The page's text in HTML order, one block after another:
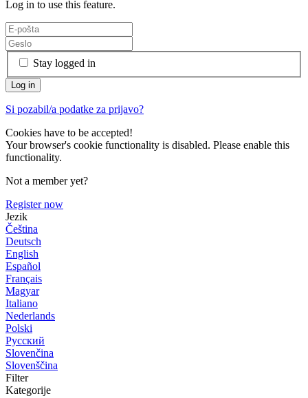
Log in to use this feature.
Stay logged in
Si pozabil/a podatke za prijavo?
Cookies have to be accepted!
Your browser's cookie functionality is disabled. Please enable this
functionality.
Not a member yet?
Register now
Jezik
Čeština
Deutsch
English
Español
Français
Magyar
Italiano
Nederlands
Polski
Русский
Slovenčina
Slovenščina
Filter
Kategorije